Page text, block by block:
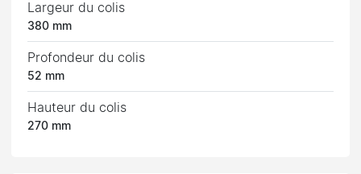
Largeur du colis
380 mm
Profondeur du colis
52 mm
Hauteur du colis
270 mm